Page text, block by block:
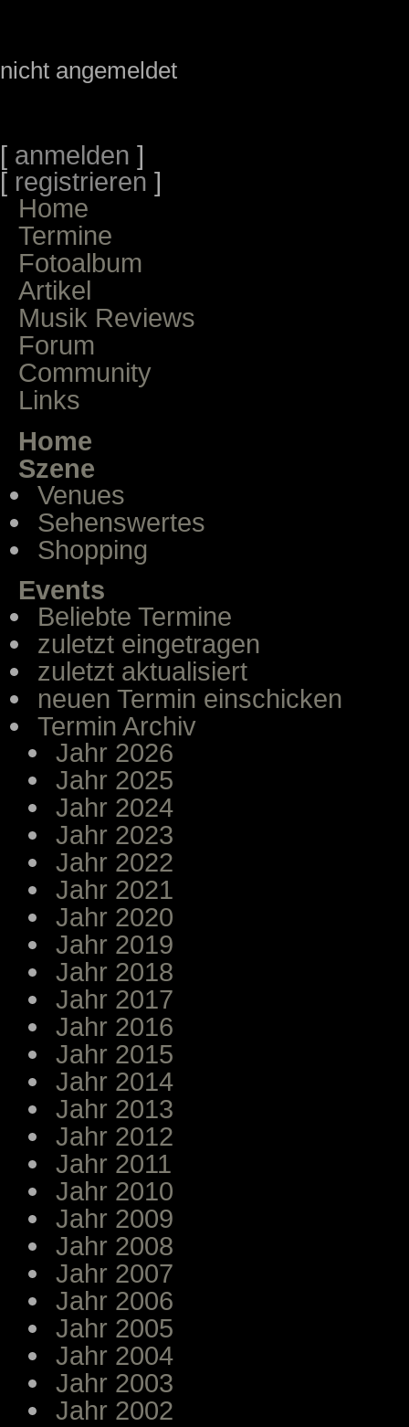
nicht angemeldet
[ anmelden ]
[ registrieren ]
Home
Termine
Fotoalbum
Artikel
Musik Reviews
Forum
Community
Links
Home
Szene
Venues
Sehenswertes
Shopping
Events
Beliebte Termine
zuletzt eingetragen
zuletzt aktualisiert
neuen Termin einschicken
Termin Archiv
Jahr 2026
Jahr 2025
Jahr 2024
Jahr 2023
Jahr 2022
Jahr 2021
Jahr 2020
Jahr 2019
Jahr 2018
Jahr 2017
Jahr 2016
Jahr 2015
Jahr 2014
Jahr 2013
Jahr 2012
Jahr 2011
Jahr 2010
Jahr 2009
Jahr 2008
Jahr 2007
Jahr 2006
Jahr 2005
Jahr 2004
Jahr 2003
Jahr 2002